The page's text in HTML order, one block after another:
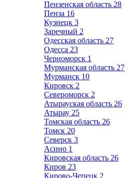
Пензенская область 28
Пенза 16
Кузнецк 3
Заречный 2
Одесская область 27
Одесса 23
Черноморск 1
Мурманская область 27
Мурманск 10
Кировск 2
Североморск 2
Атырауская область 26
Атырау 25
Томская область 26
Томск 20
Северск 3
Асино 1
Кировская область 26
Киров 23
Кирово-Чепецк 2